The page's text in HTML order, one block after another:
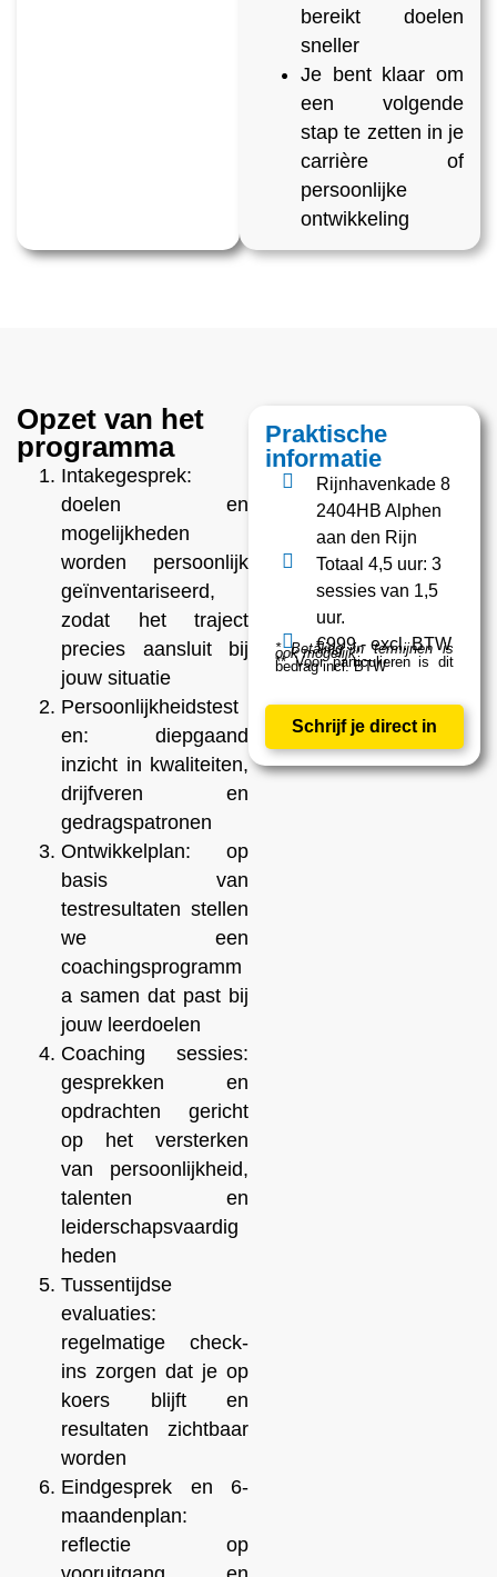
bereikt doelen
sneller
Je bent klaar om
een volgende
stap te zetten in je
carrière of
persoonlijke
ontwikkeling
Opzet van het
programma
Intakegesprek:
doelen en
mogelijkheden
worden persoonlijk
geïnventariseerd,
zodat het traject
precies aansluit bij
jouw situatie
Persoonlijkheidstest
en: diepgaand
inzicht in kwaliteiten,
drijfveren en
gedragspatronen
Ontwikkelplan: op
basis van
testresultaten stellen
we een
coachingsprogramm
a samen dat past bij
jouw leerdoelen
Coaching sessies:
gesprekken en
opdrachten gericht
op het versterken
van persoonlijkheid,
talenten en
leiderschapsvaardig
heden
Tussentijdse
evaluaties:
regelmatige check-
ins zorgen dat je op
koers blijft en
resultaten zichtbaar
worden
Eindgesprek en 6-
maandenplan:
reflectie op
Praktische
informatie
Rijnhavenkade 8
2404HB Alphen
aan den Rijn
Totaal 4,5 uur: 3
sessies van 1,5
uur.
€999,- excl. BTW
*Betaling in termijnen is
ook mogelijk
** Voor particulieren is dit
bedrag incl. BTW
Schrijf je direct in